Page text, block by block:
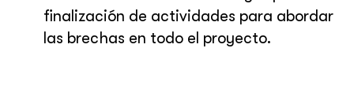
finalización de actividades para abordar
las brechas en todo el proyecto.